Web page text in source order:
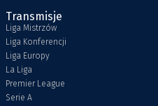
Transmisje
Liga Mistrzów
Liga Konferencji
Liga Europy
La Liga
Premier League
Serie A